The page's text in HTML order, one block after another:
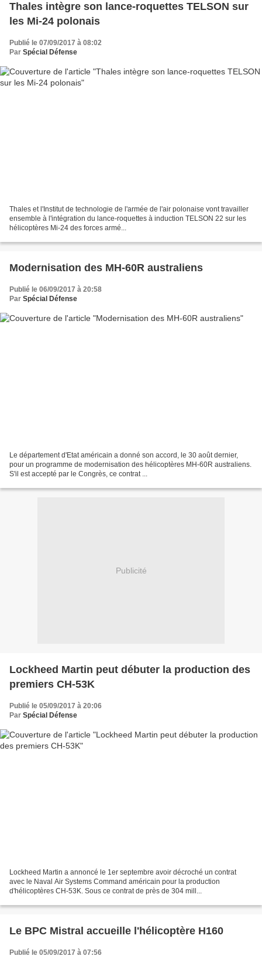
Thales intègre son lance-roquettes TELSON sur
les Mi-24 polonais
Publié le 07/09/2017 à 08:02
Par Spécial Défense
Thales et l'Institut de technologie de l'armée de l'air polonaise vont travailler
ensemble à l'intégration du lance-roquettes à induction TELSON 22 sur les
hélicoptères Mi-24 des forces armé...
Modernisation des MH-60R australiens
Publié le 06/09/2017 à 20:58
Par Spécial Défense
Le département d'Etat américain a donné son accord, le 30 août dernier,
pour un programme de modernisation des hélicoptères MH-60R australiens.
S'il est accepté par le Congrès, ce contrat ...
Publicité
Lockheed Martin peut débuter la production des
premiers CH-53K
Publié le 05/09/2017 à 20:06
Par Spécial Défense
Lockheed Martin a annoncé le 1er septembre avoir décroché un contrat
avec le Naval Air Systems Command américain pour la production
d'hélicoptères CH-53K. Sous ce contrat de près de 304 mill...
Le BPC Mistral accueille l'hélicoptère H160
Publié le 05/09/2017 à 07:56